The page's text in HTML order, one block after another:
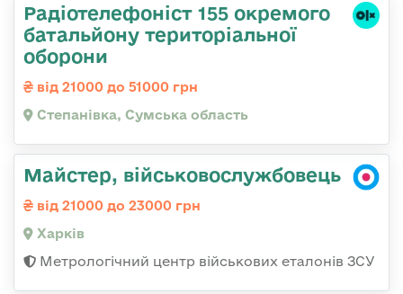
Радіотелефоніст 155 окремого
батальйону територіальної
оборони
від 21000 до 51000 грн
Степанівка, Сумська область
Майстер, військовослужбовець
від 21000 до 23000 грн
Харків
Метрологічний центр військових еталонів ЗСУ